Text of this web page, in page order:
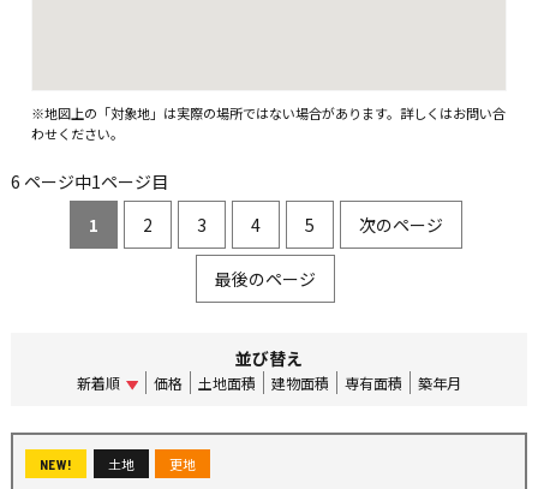
※地図上の「対象地」は実際の場所ではない場合があります。詳しくはお問い合
わせください。
6 ページ中1ページ目
1
2 3 4 5 次のページ
最後のページ
並び替え
新着順 価格 土地面積 建物面積 専有面積 築年月
NEW! 土地 更地